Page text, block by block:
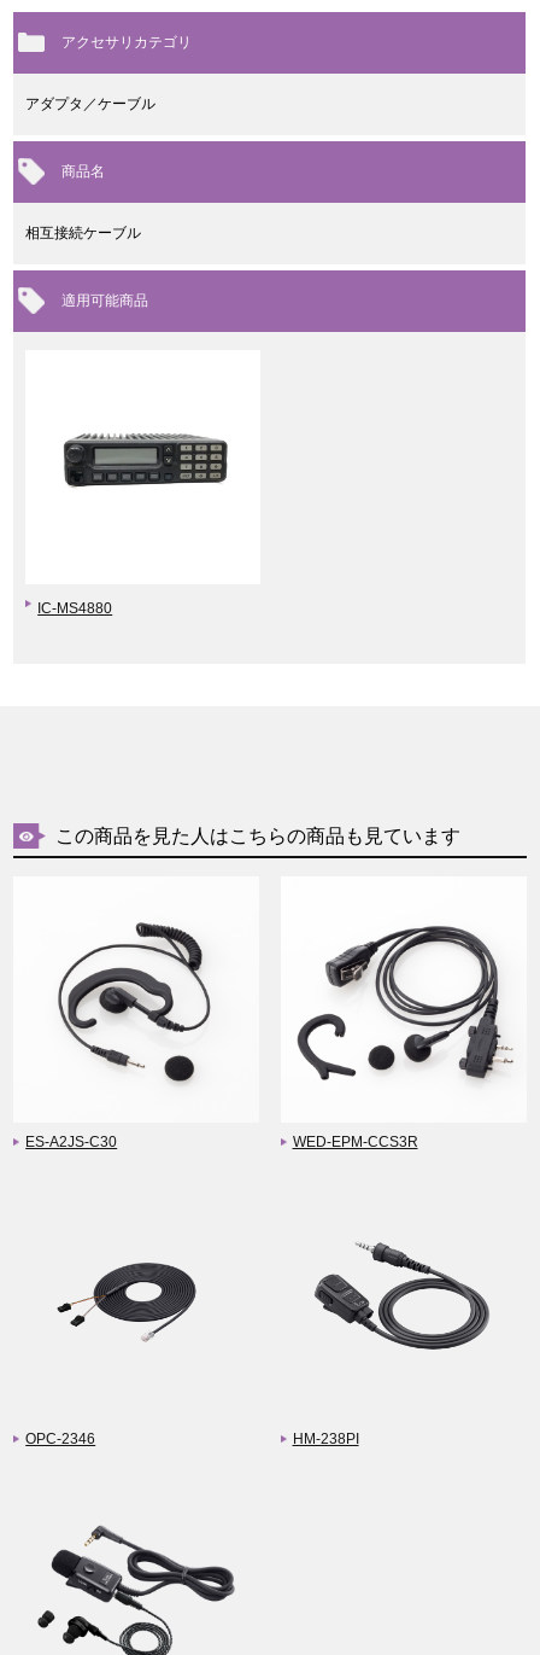
アクセサリカテゴリ
アダプタ／ケーブル
商品名
相互接続ケーブル
適用可能商品
IC-MS4880
この商品を見た人はこちらの商品も見ています
ES-A2JS-C30 WED-EPM-CCS3R
OPC-2346 HM-238PI